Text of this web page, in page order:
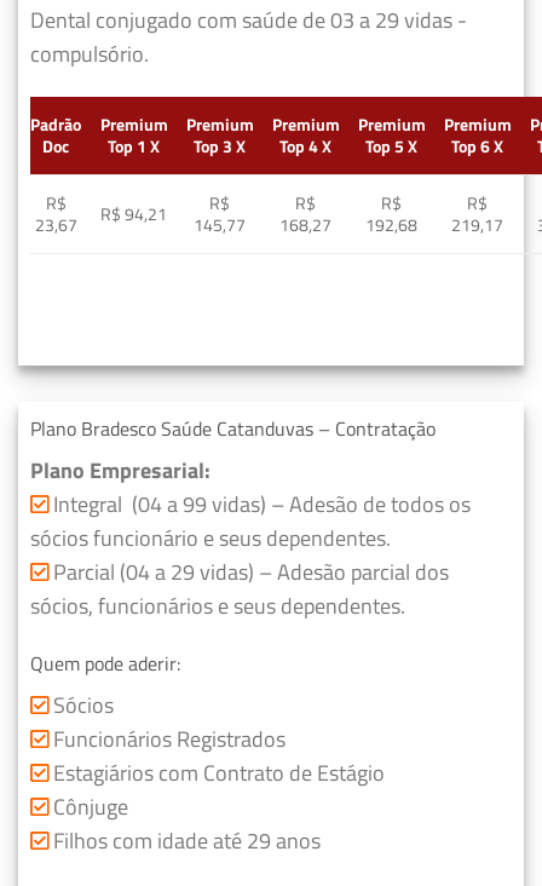
Dental conjugado com saúde de 03 a 29 vidas -
compulsório.
Padrão
Doc
Premium
Top 1 X
Premium
Top 3 X
Premium
Top 4 X
Premium
Top 5 X
Premium
Top 6 X
R$
23,67
R$ 94,21
R$
145,77
R$
168,27
R$
192,68
R$
219,17
Plano Bradesco Saúde Catanduvas – Contratação
Plano Empresarial:
Integral (04 a 99 vidas) – Adesão de todos os
sócios funcionário e seus dependentes.
Parcial (04 a 29 vidas) – Adesão parcial dos
sócios, funcionários e seus dependentes.
Quem pode aderir:
Sócios
Funcionários Registrados
Estagiários com Contrato de Estágio
Cônjuge
Filhos com idade até 29 anos